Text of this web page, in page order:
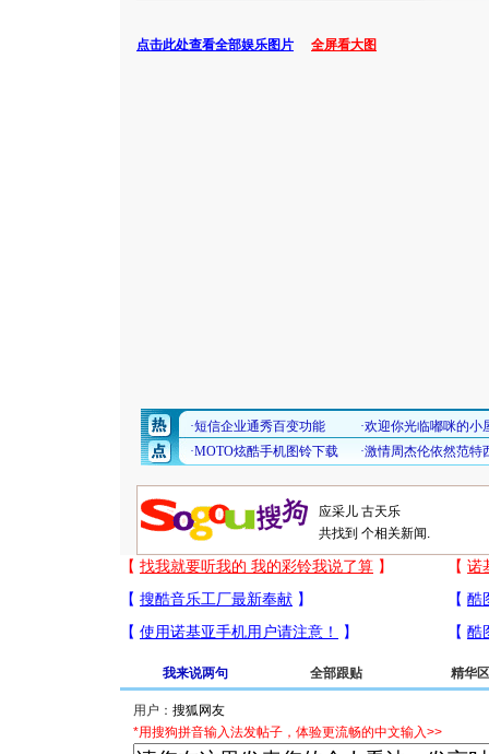
点击此处查看全部娱乐图片 全屏看大图
共找到 个相关新闻.
我来说两句 全部跟贴 精华区
用户：
*用搜狗拼音输入法发帖子，体验更流畅的中文输入>>